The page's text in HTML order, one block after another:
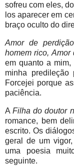
sofreu com eles,
los aparecer em
braço oculto do
Amor de
homem rico,
em quanto a
minha
Forcejei porque
paciência.
AFilha do doutor
romance, bem
escrito. Os
geral de um
uma poesia
seguinte.